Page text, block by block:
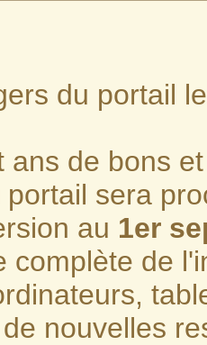
du portail
ans de bons
sera
au 1er
complète de
nouvelles